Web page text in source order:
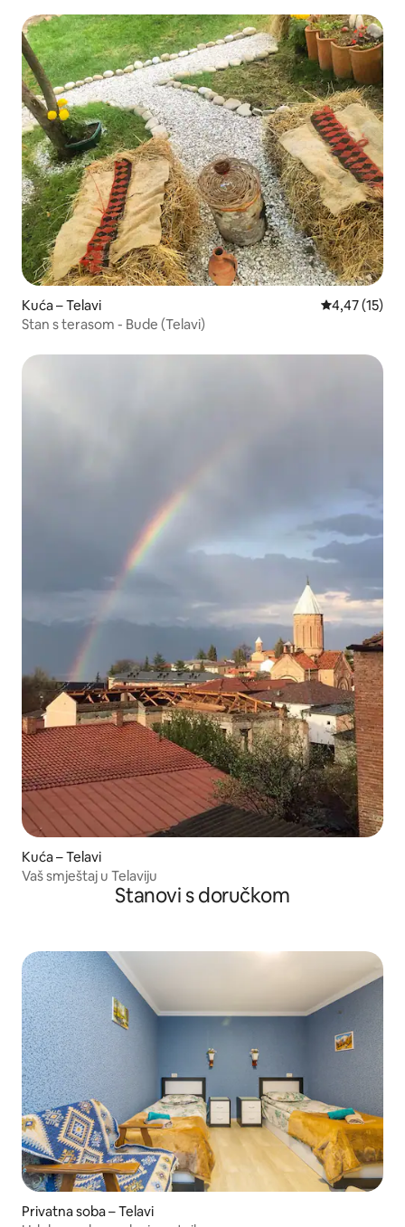
Kuća – Telavi Prosječna
4,47 (15)
Stan s terasom - Bude (Telavi)
Kuća – Telavi
Vaš smještaj u Telaviju
Stanovi s doručkom
Privatna soba – Telavi